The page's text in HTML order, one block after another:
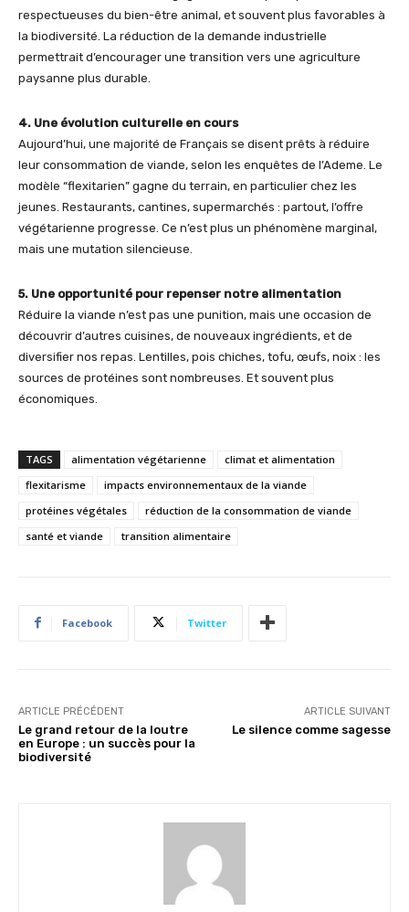
respectueuses du bien-être animal, et souvent plus favorables à
la biodiversité. La réduction de la demande industrielle
permettrait d’encourager une transition vers une agriculture
paysanne plus durable.
4. Une évolution culturelle en cours
Aujourd’hui, une majorité de Français se disent prêts à réduire
leur consommation de viande, selon les enquêtes de l’Ademe. Le
modèle “flexitarien” gagne du terrain, en particulier chez les
jeunes. Restaurants, cantines, supermarchés : partout, l’offre
végétarienne progresse. Ce n’est plus un phénomène marginal,
mais une mutation silencieuse.
5. Une opportunité pour repenser notre alimentation
Réduire la viande n’est pas une punition, mais une occasion de
découvrir d’autres cuisines, de nouveaux ingrédients, et de
diversifier nos repas. Lentilles, pois chiches, tofu, œufs, noix : les
sources de protéines sont nombreuses. Et souvent plus
économiques.
TAGS alimentation végétarienne
climat et alimentation
flexitarisme
impacts environnementaux de la viande
protéines végétales
réduction de la consommation de viande
santé et viande
transition alimentaire
Facebook Twitter
ARTICLE PRÉCÉDENT
Le grand retour de la loutre
en Europe : un succès pour la
biodiversité
ARTICLE SUIVANT
Le silence comme sagesse